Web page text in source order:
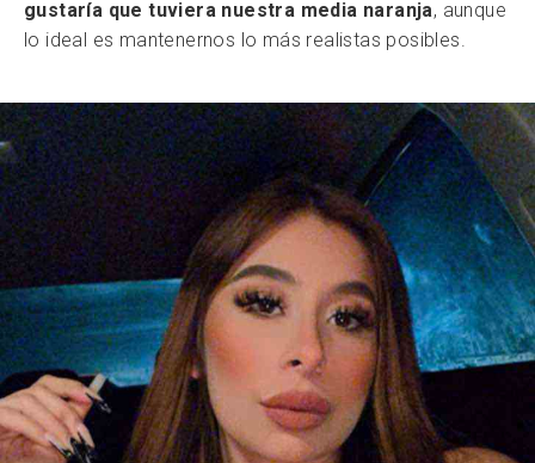
gustaría que tuviera nuestra media naranja, aunque
lo ideal es mantenernos lo más realistas posibles.